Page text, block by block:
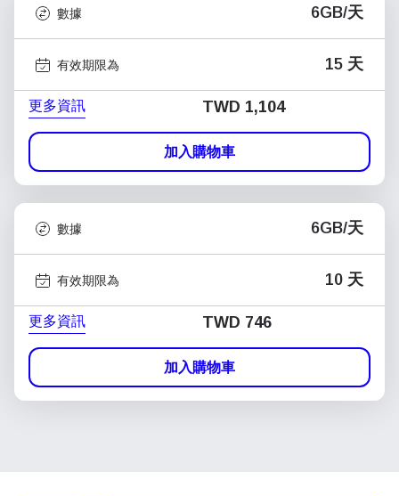
數據 6GB/天
有效期限為 15 天
更多資訊 TWD 1,104
加入購物車
數據 6GB/天
有效期限為 10 天
更多資訊 TWD 746
加入購物車